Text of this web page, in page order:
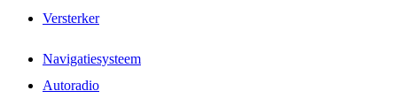
Versterker
Navigatiesysteem
Autoradio